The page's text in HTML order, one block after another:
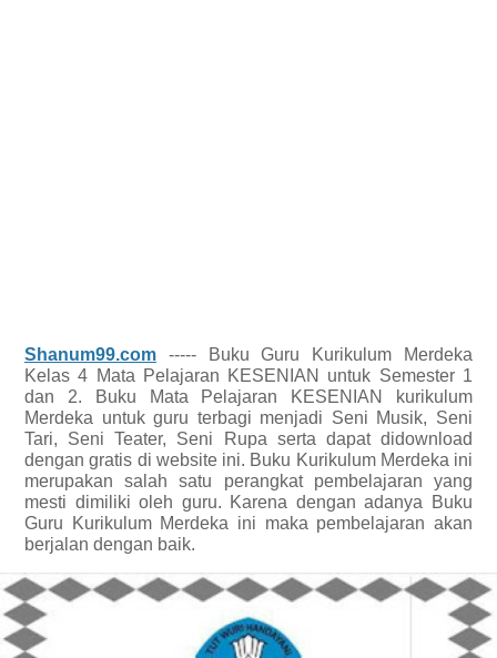
Shanum99.com ----- Buku Guru Kurikulum Merdeka
Kelas 4 Mata Pelajaran KESENIAN untuk Semester 1
dan 2. Buku Mata Pelajaran KESENIAN kurikulum
Merdeka untuk guru terbagi menjadi Seni Musik, Seni
Tari, Seni Teater, Seni Rupa serta dapat didownload
dengan gratis di website ini. Buku Kurikulum Merdeka ini
merupakan salah satu perangkat pembelajaran yang
mesti dimiliki oleh guru. Karena dengan adanya Buku
Guru Kurikulum Merdeka ini maka pembelajaran akan
berjalan dengan baik.